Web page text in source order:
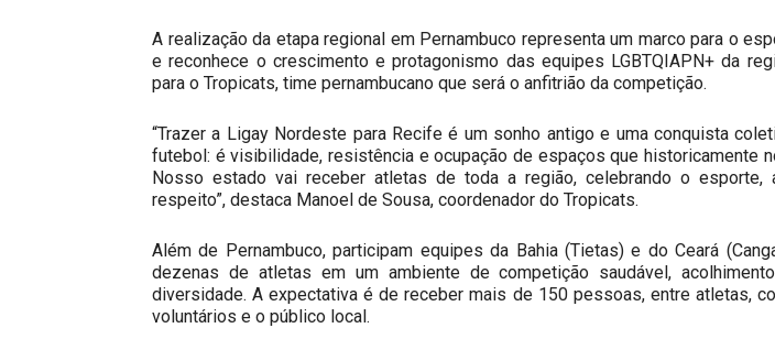
A realização da etapa regional em Pernambuco representa um marco para o
e reconhece o crescimento e protagonismo das equipes LGBTQIAPN+ da
para o Tropicats, time pernambucano que será o anfitrião da competição.
“Trazer a Ligay Nordeste para Recife é um sonho antigo e uma conquista
futebol: é visibilidade, resistência e ocupação de espaços que historicamente
Nosso estado vai receber atletas de toda a região, celebrando o esporte,
respeito”, destaca Manoel de Sousa, coordenador do Tropicats.
Além de Pernambuco, participam equipes da Bahia (Tietas) e do Ceará
dezenas de atletas em um ambiente de competição saudável,
diversidade. A expectativa é de receber mais de 150 pessoas, entre atletas,
voluntários e o público local.